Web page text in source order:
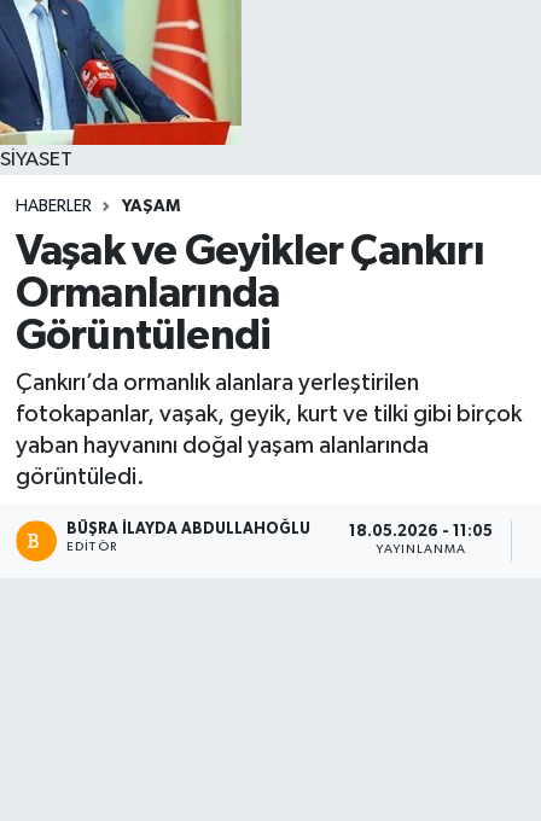
SİYASET
HABERLER YAŞAM
Vaşak ve Geyikler Çankırı
Ormanlarında
Görüntülendi
Çankırı’da ormanlık alanlara yerleştirilen
fotokapanlar, vaşak, geyik, kurt ve tilki gibi birçok
yaban hayvanını doğal yaşam alanlarında
görüntüledi.
BÜŞRA İLAYDA ABDULLAHOĞLU
EDITÖR
18.05.2026 - 11:05
YAYINLANMA